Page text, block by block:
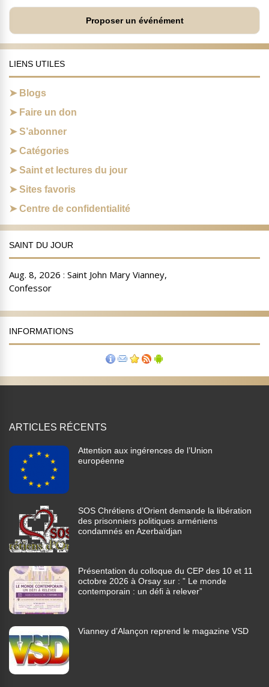
Proposer un événément
LIENS UTILES
Blogs
Faire un don
S’abonner
Catégories
Saint et lectures du jour
Sites favoris
Centre de confidentialité
SAINT DU JOUR
INFORMATIONS
ARTICLES RÉCENTS
Attention aux ingérences de l’Union
européenne
SOS Chrétiens d’Orient demande la libération
des prisonniers politiques arméniens
condamnés en Azerbaïdjan
Présentation du colloque du CEP des 10 et 11
octobre 2026 à Orsay sur : ” Le monde
contemporain : un défi à relever”
Vianney d’Alançon reprend le magazine VSD